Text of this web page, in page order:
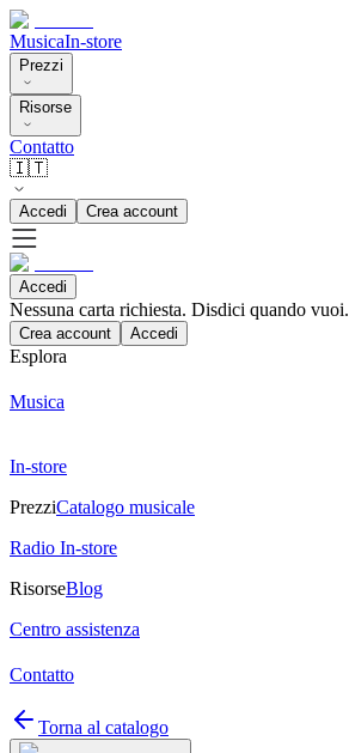
MusicaIn-store
Prezzi
Risorse
Contatto
🇮🇹
Accedi Crea account
Accedi
Nessuna carta richiesta. Disdici quando vuoi.
Crea account Accedi
Esplora
Musica
In-store
PrezziCatalogo musicale
Radio In-store
RisorseBlog
Centro assistenza
Contatto
Torna al catalogo